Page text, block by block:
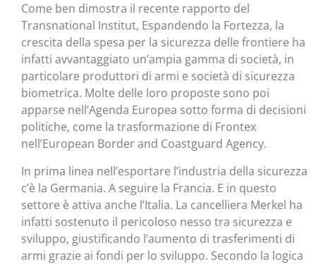
Come ben dimostra il recente rapporto del
Transnational Institut, Espandendo la Fortezza, la
crescita della spesa per la sicurezza delle frontiere ha
infatti avvantaggiato un’ampia gamma di società, in
particolare produttori di armi e società di sicurezza
biometrica. Molte delle loro proposte sono poi
apparse nell’Agenda Europea sotto forma di decisioni
politiche, come la trasformazione di Frontex
nell’European Border and Coastguard Agency.
In prima linea nell’esportare l’industria della sicurezza
c’è la Germania. A seguire la Francia. E in questo
settore è attiva anche l’Italia. La cancelliera Merkel ha
infatti sostenuto il pericoloso nesso tra sicurezza e
sviluppo, giustificando l’aumento di trasferimenti di
armi grazie ai fondi per lo sviluppo. Secondo la logica